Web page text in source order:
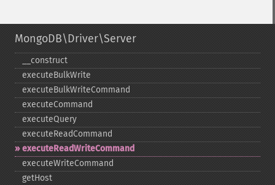
MongoDB\Driver\Server
_​_​construct
executeBulkWrite
executeBulkWriteCommand
executeCommand
executeQuery
executeReadCommand
executeReadWriteCommand
executeWriteCommand
getHost